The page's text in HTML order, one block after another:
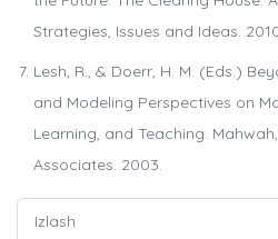
Strategies, Issues and Ideas.
Lesh, R., & Doerr, H. M. (Eds.)
and Modeling Perspectives on
Learning, and Teaching.
Associates. 2003.